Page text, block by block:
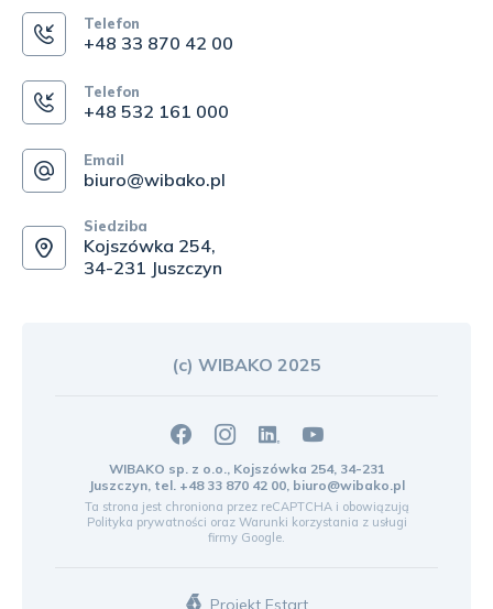
Telefon
+48 33 870 42 00
Telefon
+48 532 161 000
Email
biuro@wibako.pl
Siedziba
Kojszówka 254,
34-231 Juszczyn
(c) WIBAKO 2025
WIBAKO sp. z o.o., Kojszówka 254, 34-231
Juszczyn, tel. +48 33 870 42 00, biuro@wibako.pl
Ta strona jest chroniona przez reCAPTCHA i obowiązują
Polityka prywatności oraz Warunki korzystania z usługi
firmy Google.
Projekt Estart